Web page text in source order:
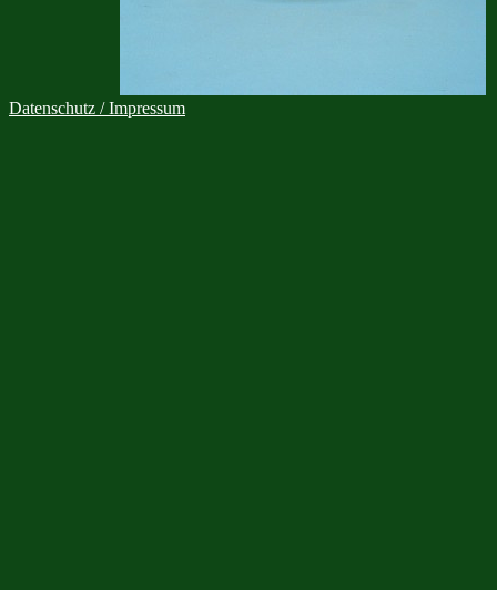
Datenschutz / Impressum